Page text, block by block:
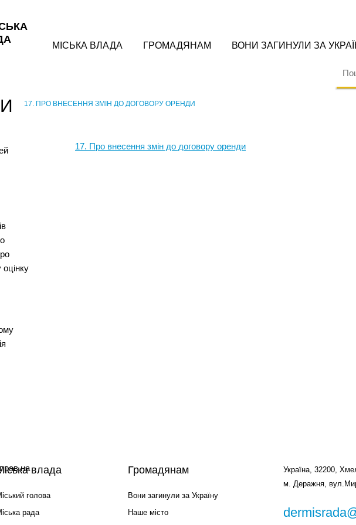
МІСЬКА ВЛАДА ГРОМАДЯНАМ ВОНИ ЗАГИНУЛИ ЗА
17. ПРО ВНЕСЕННЯ ЗМІН ДО ДОГОВОРУ ОРЕНДИ
оцінку
на
17. Про внесення змін до договору оренди
влада
голова
рада
Громадянам
Вони загинули за Україну
Наше місто
Україна, 32200,
м. Деражня,